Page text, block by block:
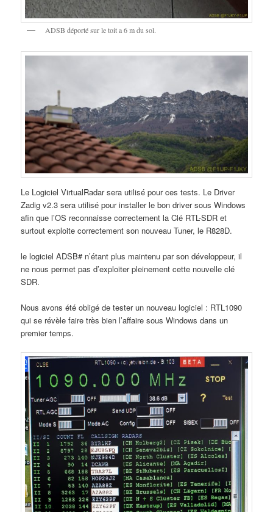
ADSB déporté sur le toit a 6 m du sol.
Le Logiciel VirtualRadar sera utilisé pour ces tests. Le Driver
Zadig v2.3 sera utilisé pour installer le bon driver sous Windows
afin que l’OS reconnaisse correctement la Clé RTL-SDR et
surtout exploite correctement son nouveau Tuner, le R828D.
le logiciel ADSB# n’étant plus maintenu par son développeur, il
ne nous permet pas d’exploiter pleinement cette nouvelle clé
SDR.
Nous avons été obligé de tester un nouveau logiciel : RTL1090
qui se révèle faire très bien l’affaire sous Windows dans un
premier temps.